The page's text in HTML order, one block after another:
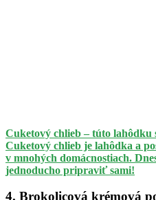
Cuketový chlieb – túto lahôdku
Cuketový chlieb je lahôdka a
v mnohých domácnostiach.
jednoducho pripraviť sami!
4. Brokolicová krémová